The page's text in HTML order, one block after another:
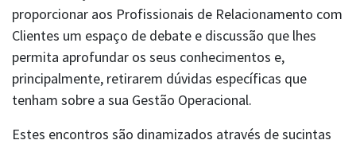
proporcionar aos Profissionais de Relacionamento com
Clientes um espaço de debate e discussão que lhes
permita aprofundar os seus conhecimentos e,
principalmente, retirarem dúvidas específicas que
tenham sobre a sua Gestão Operacional.
Estes encontros são dinamizados através de sucintas